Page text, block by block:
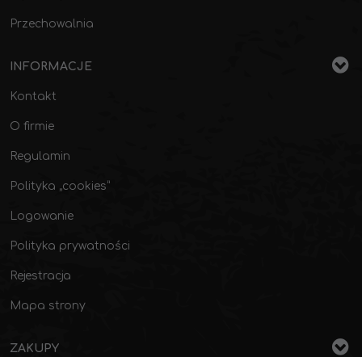
Przechowalnia
INFORMACJE
Kontakt
O firmie
Regulamin
Polityka „cookies”
Logowanie
Polityka prywatności
Rejestracja
Mapa strony
ZAKUPY